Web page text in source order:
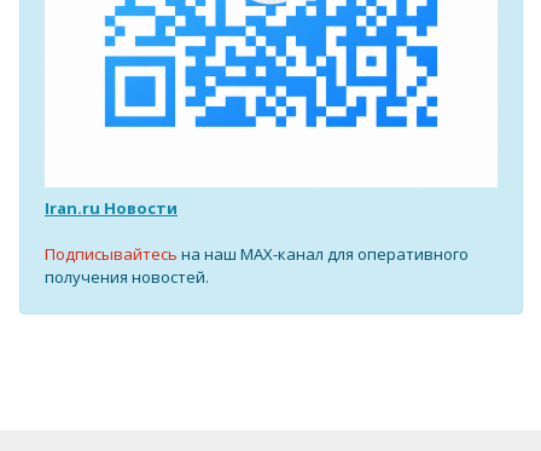
Iran.ru Новости
Подписывайтесь на наш MAX-канал для оперативного
получения новостей.